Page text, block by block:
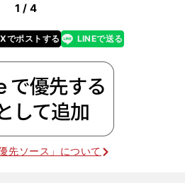
1 / 4
Xでポストする
line LINEで送る
先ソース」について